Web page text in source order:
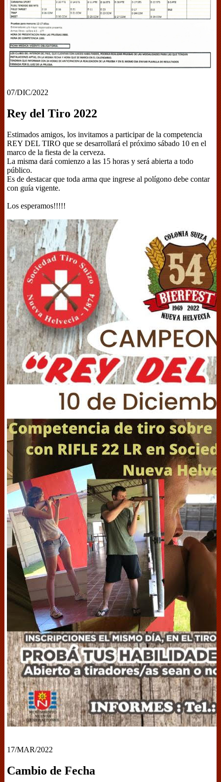
07/DIC/2022
Rey del Tiro 2022
Estimados amigos, los invitamos a participar de la competencia
REY DEL TIRO que se desarrollará el próximo sábado 10 en el
marco de la fiesta de la cerveza.
La misma dará comienzo a las 15 horas y será abierta a todo
público.
Es de destacar que toda arma que ingrese al polígono debe contar
con guía vigente.
Los esperamos!!!!!
17/MAR/2022
Cambio de Fecha